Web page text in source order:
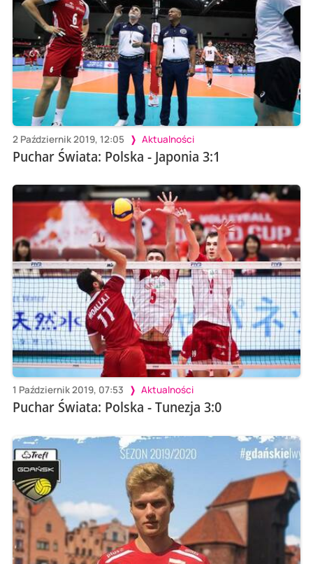
2 Październik 2019, 12:05 Aktualności
Puchar Świata: Polska - Japonia 3:1
1 Październik 2019, 07:53 Aktualności
Puchar Świata: Polska - Tunezja 3:0